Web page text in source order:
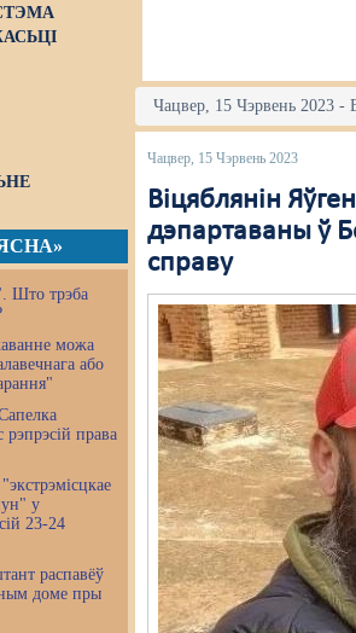
Што трэба
можа
або
права
у
23-24
распавёў
доме пры
Чацвер, 15 Чэрвень 2023 -
Чацвер, 15 Чэрвень 2023
Віцяблянін
дэпартаваны ў
справу